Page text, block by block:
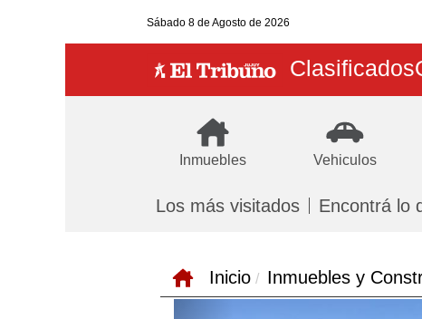
Sábado 8 de Agosto de 2026
Clasificados
Inmuebles Vehiculos
Los más visitados Encontrá lo
Inicio Inmuebles y